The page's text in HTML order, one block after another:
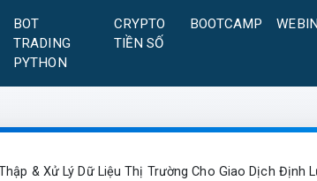
BOT
TRADING
PYTHON
CRYPTO
TIỀN SỐ
BOOTCAMP
& Xử Lý Dữ Liệu Thị Trường Cho Giao Dịch Định